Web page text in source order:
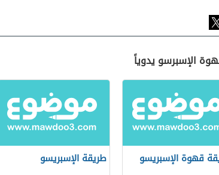
الإسبرسو يدوياً
قهوة الإسبريسو طريقة الإسبريسو